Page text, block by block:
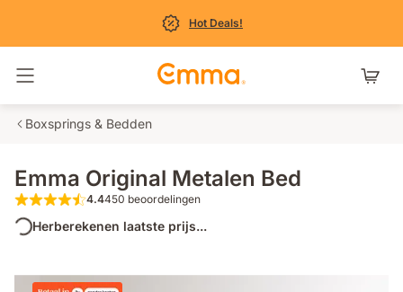
Hot Deals!
Navigatie in- en uitschakelen
Boxsprings & Bedden
Emma Original Metalen Bed
4.4 van de 5 sterren 450 beoordelingen
4.4450 beoordelingen
Herberekenen laatste prijs...